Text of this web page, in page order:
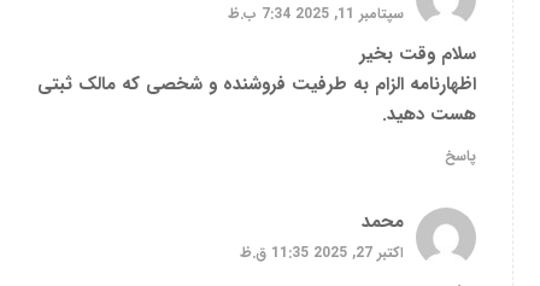
سپتامبر 11, 2025 7:34 ب.ظ
سلام وقت بخیر
اظهارنامه الزام به طرفیت فروشنده و شخصی که مالک ثبتی
هست دهید.
پاسخ
محمد
اکتبر 27, 2025 11:35 ق.ظ